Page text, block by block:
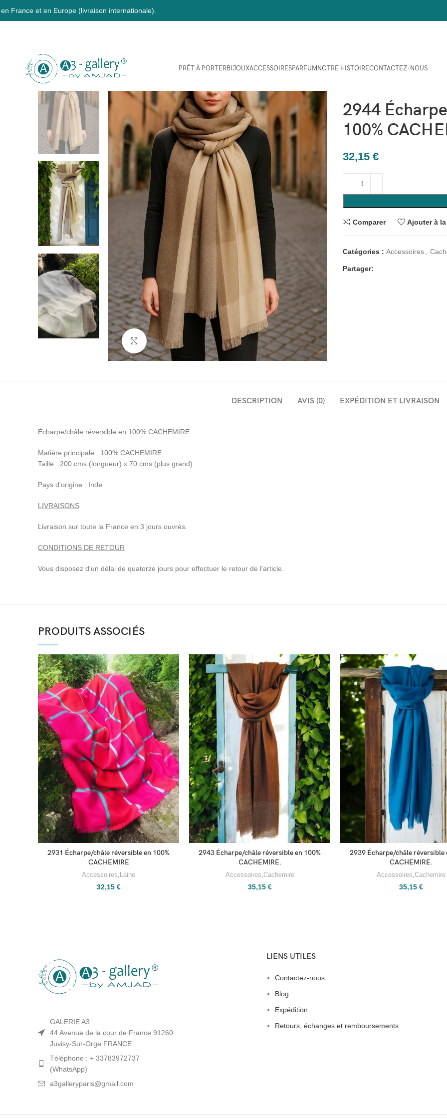
(livraison internationale).
PRÊT À PORTERBIJOUXACCESSOIRESPARFUMNOTRE HISTOIRECONTACTEZ-NOUS
Cliquez pour agrandir
2944
100%
32,15 €
Comparer Ajouter à
Catégories : Accessoires
Partager:
DESCRIPTION AVIS (0) EXPÉDITION ET LIVRAISON
Écharpe/châle réversible en 100% CACHEMIRE.
Matière principale : 100% CACHEMIRE
Taille : 200 cms (longueur) x 70 cms (plus grand)
Pays d'origine : Inde
LIVRAISONS
Livraison sur toute la France en 3 jours ouvrés.
CONDITIONS DE RETOUR
Vous disposez d'un délai de quatorze jours pour effectuer le retour de l'article.
PRODUITS ASSOCIÉS
2931 Écharpe/châle réversible en 100%
CACHEMIRE
Accessoires Laine
32,15 €
2943 Écharpe/châle réversible en 100%
CACHEMIRE.
Accessoires Cachemire
35,15 €
2939 Écharpe/châle réversible
CACHEMIRE.
Accessoires Cachemire
35,15 €
GALERIE A3
44 Avenue de la cour de France 91260
Juvisy-Sur-Orge FRANCE
Téléphone : + 33783972737
(WhatsApp)
a3galleryparis@gmail.com
LIENS UTILES
Contactez-nous
Blog
Expédition
Retours, échanges et remboursements